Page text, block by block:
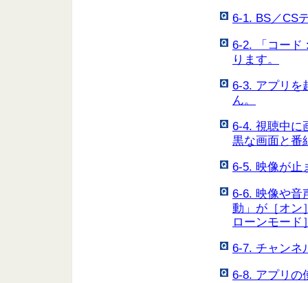
6-1. BS／CS
6-2. 「コード
ります。
6-3. アプリを
ん。
6-4. 視聴中に
黒な画面と番
6-5. 映像が止
6-6. 映像や音
動」が［オン
ローンモード
6-7. チャンネ
6-8. アプリの